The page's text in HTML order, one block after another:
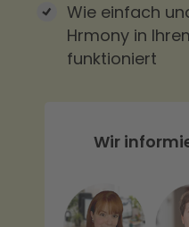
Wie einfach
Hrmony in
funktioniert
Wir